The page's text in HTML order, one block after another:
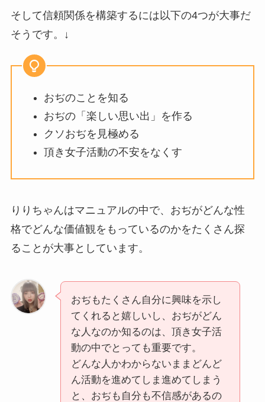
そして信頼関係を構築するには以下の4つが大事だ
そうです。↓
おぢのことを知る
おぢの「楽しい思い出」を作る
クソおぢを見極める
頂き女子活動の不安をなくす
りりちゃんはマニュアルの中で、おぢがどんな性
格でどんな価値観をもっているのかをたくさん探
ることが大事としています。
おぢもたくさん⾃分に興味を⽰し
てくれると嬉しいし、おぢがどん
な⼈なのか知るのは、頂き⼥⼦活
動の中でとっても重要です。
どんな⼈かわからないままどんど
ん活動を進めてしま進めてしまう
と、おぢも⾃分も不信感があるの